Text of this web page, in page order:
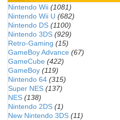
Nintendo Wii (1081)
Nintendo Wii U (682)
Nintendo DS (1100)
Nintendo 3DS (929)
Retro-Gaming (15)
GameBoy Advance (67)
GameCube (422)
GameBoy (119)
Nintendo 64 (315)
Super NES (137)
NES (138)
Nintendo 2DS (1)
New Nintendo 3DS (11)